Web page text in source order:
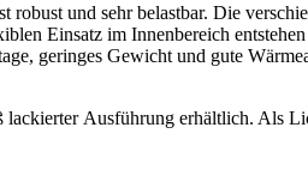
und sehr belastbar. Die
Einsatz im Innenbereich
geringes Gewicht und gute
Ausführung erhältlich. Als